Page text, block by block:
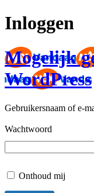
Inloggen
Mogelijk
WordPress
Gebruikersnaam of e-
Wachtwoord
Onthoud mij